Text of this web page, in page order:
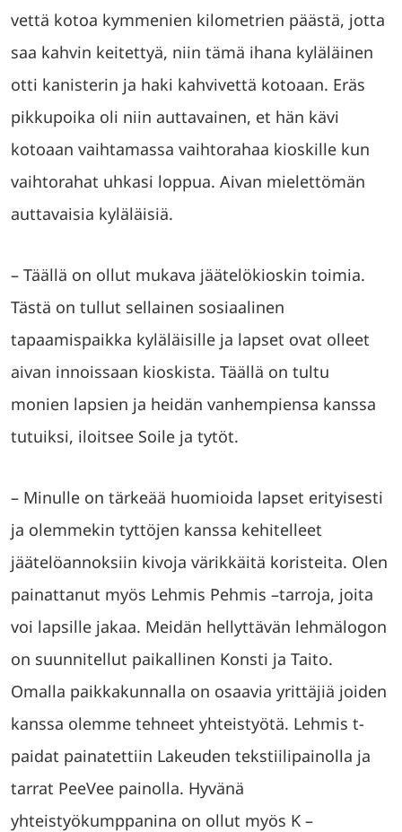
vettä kotoa kymmenien kilometrien päästä, jotta
saa kahvin keitettyä, niin tämä ihana kyläläinen
otti kanisterin ja haki kahvivettä kotoaan. Eräs
pikkupoika oli niin auttavainen, et hän kävi
kotoaan vaihtamassa vaihtorahaa kioskille kun
vaihtorahat uhkasi loppua. Aivan mielettömän
auttavaisia kyläläisiä.
– Täällä on ollut mukava jäätelökioskin toimia.
Tästä on tullut sellainen sosiaalinen
tapaamispaikka kyläläisille ja lapset ovat olleet
aivan innoissaan kioskista. Täällä on tultu
monien lapsien ja heidän vanhempiensa kanssa
tutuiksi, iloitsee Soile ja tytöt.
– Minulle on tärkeää huomioida lapset erityisesti
ja olemmekin tyttöjen kanssa kehitelleet
jäätelöannoksiin kivoja värikkäitä koristeita. Olen
painattanut myös Lehmis Pehmis –tarroja, joita
voi lapsille jakaa. Meidän hellyttävän lehmälogon
on suunnitellut paikallinen Konsti ja Taito.
Omalla paikkakunnalla on osaavia yrittäjiä joiden
kanssa olemme tehneet yhteistyötä. Lehmis t-
paidat painatettiin Lakeuden tekstiilipainolla ja
tarrat PeeVee painolla. Hyvänä
yhteistyökumppanina on ollut myös K –